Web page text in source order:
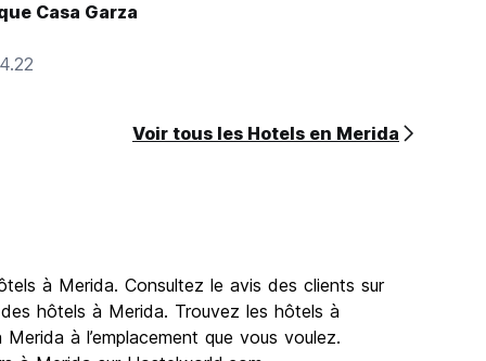
Casa Garza
Voir tous les Hotels en Merida
à Merida. Consultez le avis des clients sur
hôtels à Merida. Trouvez les hôtels à
à l’emplacement que vous voulez.